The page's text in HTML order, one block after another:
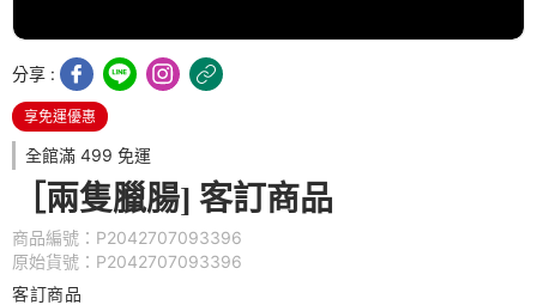
分享 :
享免運優惠
全館滿 499 免運
［兩隻臘腸] 客訂商品
商品編號：P2042707093396
原始貨號：P2042707093396
客訂商品